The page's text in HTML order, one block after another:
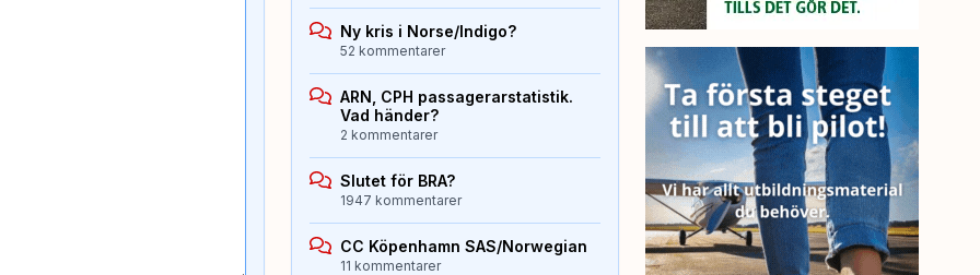
Ny kris i Norse/Indigo?
52 kommentarer
ARN, CPH passagerarstatistik.
Vad händer?
2 kommentarer
Slutet för BRA?
1947 kommentarer
CC Köpenhamn SAS/Norwegian
11 kommentarer